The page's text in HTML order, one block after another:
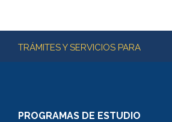
Más información
TRÁMITES Y SERVICIOS PARA
PROGRAMAS DE ESTUDIO